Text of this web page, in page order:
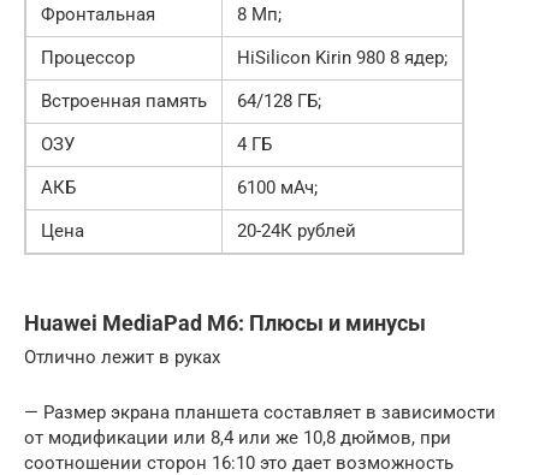
Фронтальная
8 Мп;
Процессор
HiSilicon Kirin 980 8 ядер;
Встроенная память
64/128 ГБ;
ОЗУ
4 ГБ
АКБ
6100 мАч;
Цена
20-24К рублей
Huawei MediaPad M6: Плюсы и минусы
Отлично лежит в руках
— Размер экрана планшета составляет в зависимости
от модификации или 8,4 или же 10,8 дюймов, при
соотношении сторон 16:10 это дает возможность